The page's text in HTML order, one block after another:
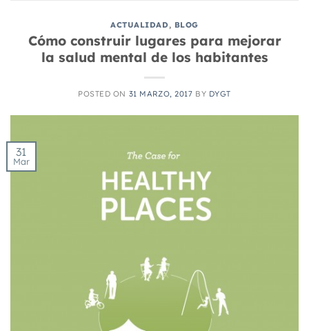
ACTUALIDAD , BLOG
Cómo construir lugares para mejorar
la salud mental de los habitantes
POSTED ON 31 MARZO, 2017 BY DYGT
31
Mar